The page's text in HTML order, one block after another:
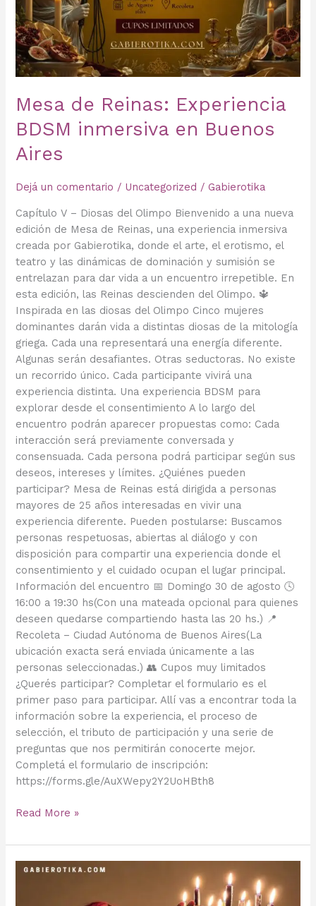
Mesa de Reinas: Experiencia
BDSM inmersiva en Buenos
Aires
Dejá un comentario / Uncategorized /Gabierotika
Capítulo V – Diosas del Olimpo Bienvenido a una nueva
edición de Mesa de Reinas, una experiencia inmersiva
creada por Gabierotika, donde el arte, el erotismo, el
teatro y las dinámicas de dominación y sumisión se
entrelazan para dar vida a un encuentro irrepetible. En
esta edición, las Reinas descienden del Olimpo. 🔱
Inspirada en las diosas del Olimpo Cinco mujeres
dominantes darán vida a distintas diosas de la mitología
griega. Cada una representará una energía diferente.
Algunas serán desafiantes. Otras seductoras. No existe
un recorrido único. Cada participante vivirá una
experiencia distinta. Una experiencia BDSM para
explorar desde el consentimiento A lo largo del
encuentro podrán aparecer propuestas como: Cada
interacción será previamente conversada y
consensuada. Cada persona podrá participar según sus
deseos, intereses y límites. ¿Quiénes pueden
participar? Mesa de Reinas está dirigida a personas
mayores de 25 años interesadas en vivir una
experiencia diferente. Pueden postularse: Buscamos
personas respetuosas, abiertas al diálogo y con
disposición para compartir una experiencia donde el
consentimiento y el cuidado ocupan el lugar principal.
Información del encuentro 📅 Domingo 30 de agosto 🕓
16:00 a 19:30 hs(Con una mateada opcional para quienes
deseen quedarse compartiendo hasta las 20 hs.) 📍
Recoleta – Ciudad Autónoma de Buenos Aires(La
ubicación exacta será enviada únicamente a las
personas seleccionadas.) 👥 Cupos muy limitados
¿Querés participar? Completar el formulario es el
primer paso para participar. Allí vas a encontrar toda la
información sobre la experiencia, el proceso de
selección, el tributo de participación y una serie de
preguntas que nos permitirán conocerte mejor.
Completá el formulario de inscripción:
https://forms.gle/AuXWepy2Y2UoHBth8
Aires
Read More »
Cumplir